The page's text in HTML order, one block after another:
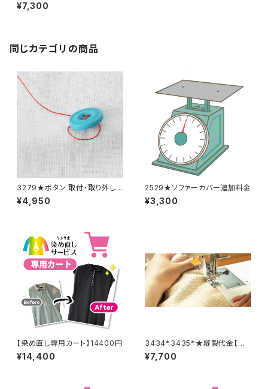
¥7,300
同じカテゴリの商品
3279★ボタン 取付・取り外し
料金(15個分)
¥4,950
2529★ソファーカバー追加料金
¥3,300
【染め直し専用カート】14400円
¥14,400
3434*3435*★縫製代金【バッ
クル取り外し取り付け 2着合
計分】
¥7,700